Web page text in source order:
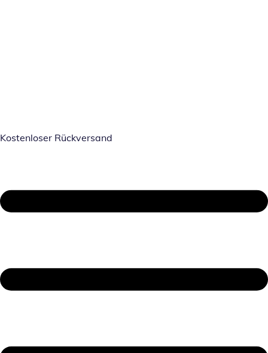
Kostenloser Rückversand